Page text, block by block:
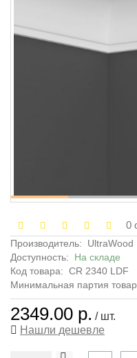
0
Производитель:
UltraWood
Доступность: На складе
Код товара: CR 2340 LDF
Минимальная партия
2349.00 р. / шт.
Нашли дешевле